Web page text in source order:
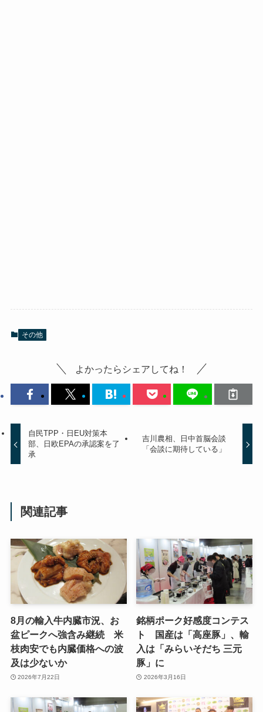
その他
よかったらシェアしてね！
自民TPP・日EU対策本
部、日欧EPAの承認案を了
承
吉川農相、日中首脳会談
「会談に期待している」
関連記事
8月の輸入牛内臓市況、お
盆ピークへ強含み継続 米
枝肉安でも内臓価格への波
及は少ないか
2026年7月22日
銘柄ポーク好感度コンテス
ト 国産は「高座豚」、輸
入は「みらいそだち 三元
豚」に
2026年3月16日